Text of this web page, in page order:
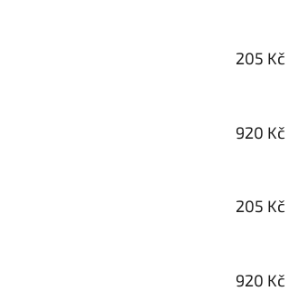
205 Kč
920 Kč
205 Kč
920 Kč